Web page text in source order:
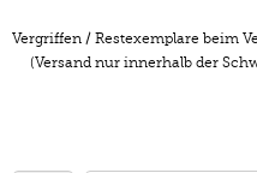
Vergriffen / Restexemplare beim
(Versand nur innerhalb der